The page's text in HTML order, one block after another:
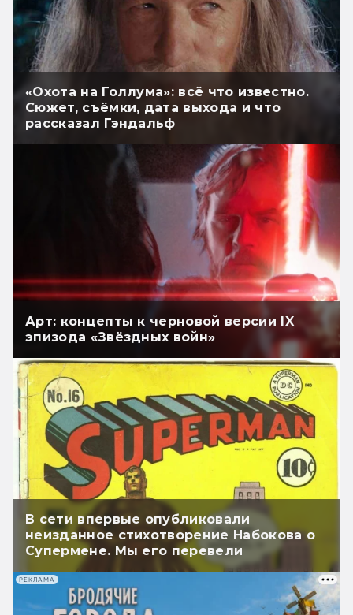
«Охота на Голлума»: всё что известно.
Сюжет, съёмки, дата выхода и что
рассказал Гэндальф
Арт: концепты к черновой версии IX
эпизода «Звёздных войн»
В сети впервые опубликовали
неизданное стихотворение Набокова о
Супермене. Мы его перевели
РЕКЛАМА